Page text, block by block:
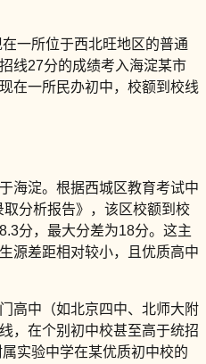
一所位于西北旺地区的普通
线27分的成绩考入海淀某市
在一所民办初中，校额到校线
海淀。根据西城区教育考试中
分析报告》，该区校额到校
分，最大分差为18分。这主
源差距相对较小，且优质高中
高中（如北京四中、北师大附
，在个别初中校甚至高于统招
实验中学在某优质初中校的